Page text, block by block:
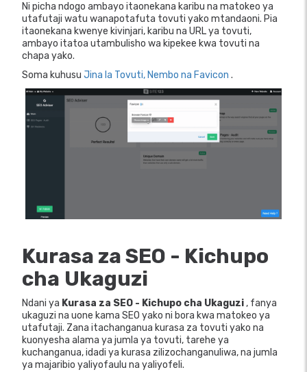
Ni picha ndogo ambayo itaonekana karibu na matokeo ya
utafutaji watu wanapotafuta tovuti yako mtandaoni. Pia
itaonekana kwenye kivinjari, karibu na URL ya tovuti,
ambayo itatoa utambulisho wa kipekee kwa tovuti na
chapa yako.
Soma kuhusu Jina la Tovuti, Nembo na Favicon .
Kurasa za SEO - Kichupo
cha Ukaguzi
Ndani ya Kurasa za SEO - Kichupo cha Ukaguzi , fanya
ukaguzi na uone kama SEO yako ni bora kwa matokeo ya
utafutaji. Zana itachanganua kurasa za tovuti yako na
kuonyesha alama ya jumla ya tovuti, tarehe ya
kuchanganua, idadi ya kurasa zilizochanganuliwa, na jumla
ya majaribio yaliyofaulu na yaliyofeli.